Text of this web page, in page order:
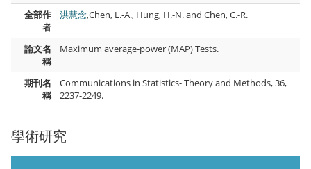
學術研究
全部作
者
洪慧念,Chen, L.-A., Hung, H.-N. and Chen, C.-R.
論文名
稱
Maximum average-power (MAP) Tests.
期刊名
稱
Communications in Statistics- Theory and Methods, 36,
2237-2249.